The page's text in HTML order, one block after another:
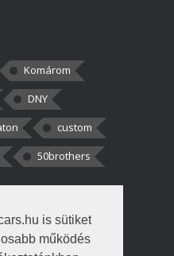
is sütiket
működés
Komárom
DNY
custom
50brothers
Én csak két
hogy fél autót,